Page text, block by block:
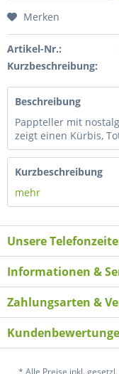
Merken
Artikel-Nr.:
Kurzbeschreibung:
Beschreibung
Pappteller mit
zeigt einen Kürbis,
Kurzbeschreibung
mehr
Unsere
Informationen &
Zahlungsarten &